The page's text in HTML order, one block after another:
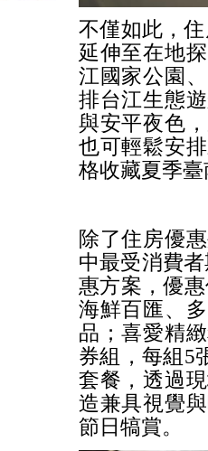
不僅如此，
延伸至在地
江國家公園
排台江生態
與安平夜色
也可輕鬆安
格收藏夏季
除了住房優
中最受消費
惠方案，優
海鮮百匯、
品；喜愛精
券組，每組5
套餐，透過
造兼具視覺
節日犒賞。